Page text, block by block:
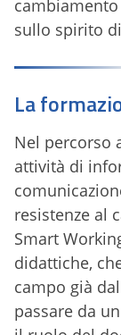
sullo spirito
La
Nel percorso
attività di
resistenze al
Smart
didattiche,
campo già
passare da